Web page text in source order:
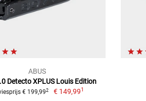
ABUS
Detecto XPLUS Louis Edition
€ 199,992 € 149,991